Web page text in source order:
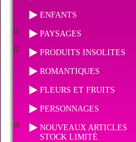
ENFANTS
PAYSAGES
PRODUITS INSOLITES
ROMANTIQUES
FLEURS ET FRUITS
PERSONNAGES
NOUVEAUX ARTICLES
STOCK LIMITÉ